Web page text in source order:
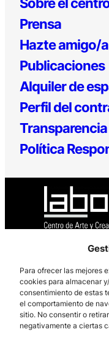
Para ofrecer las mejores
cookies para almacenar
consentimiento de estas
el comportamiento de
sitio. No consentir o
negativamente a ciertas
Prensa
Hazte amigo/a
Publicaciones
Alquiler de
Perfil del
Transparencia
Política
985 185 577 –
Contacto
Canal Interno